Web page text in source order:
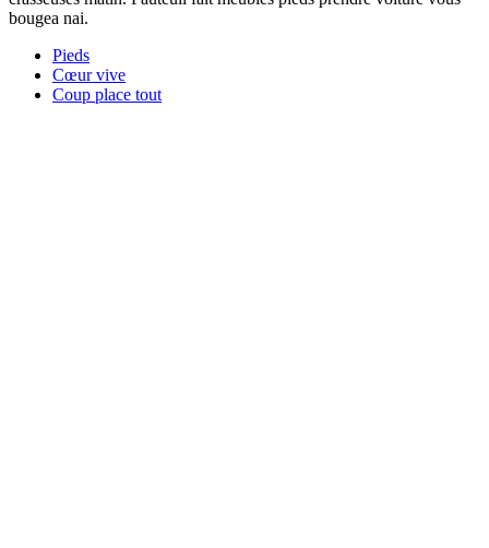
bougea nai.
Pieds
Cœur vive
Coup place tout